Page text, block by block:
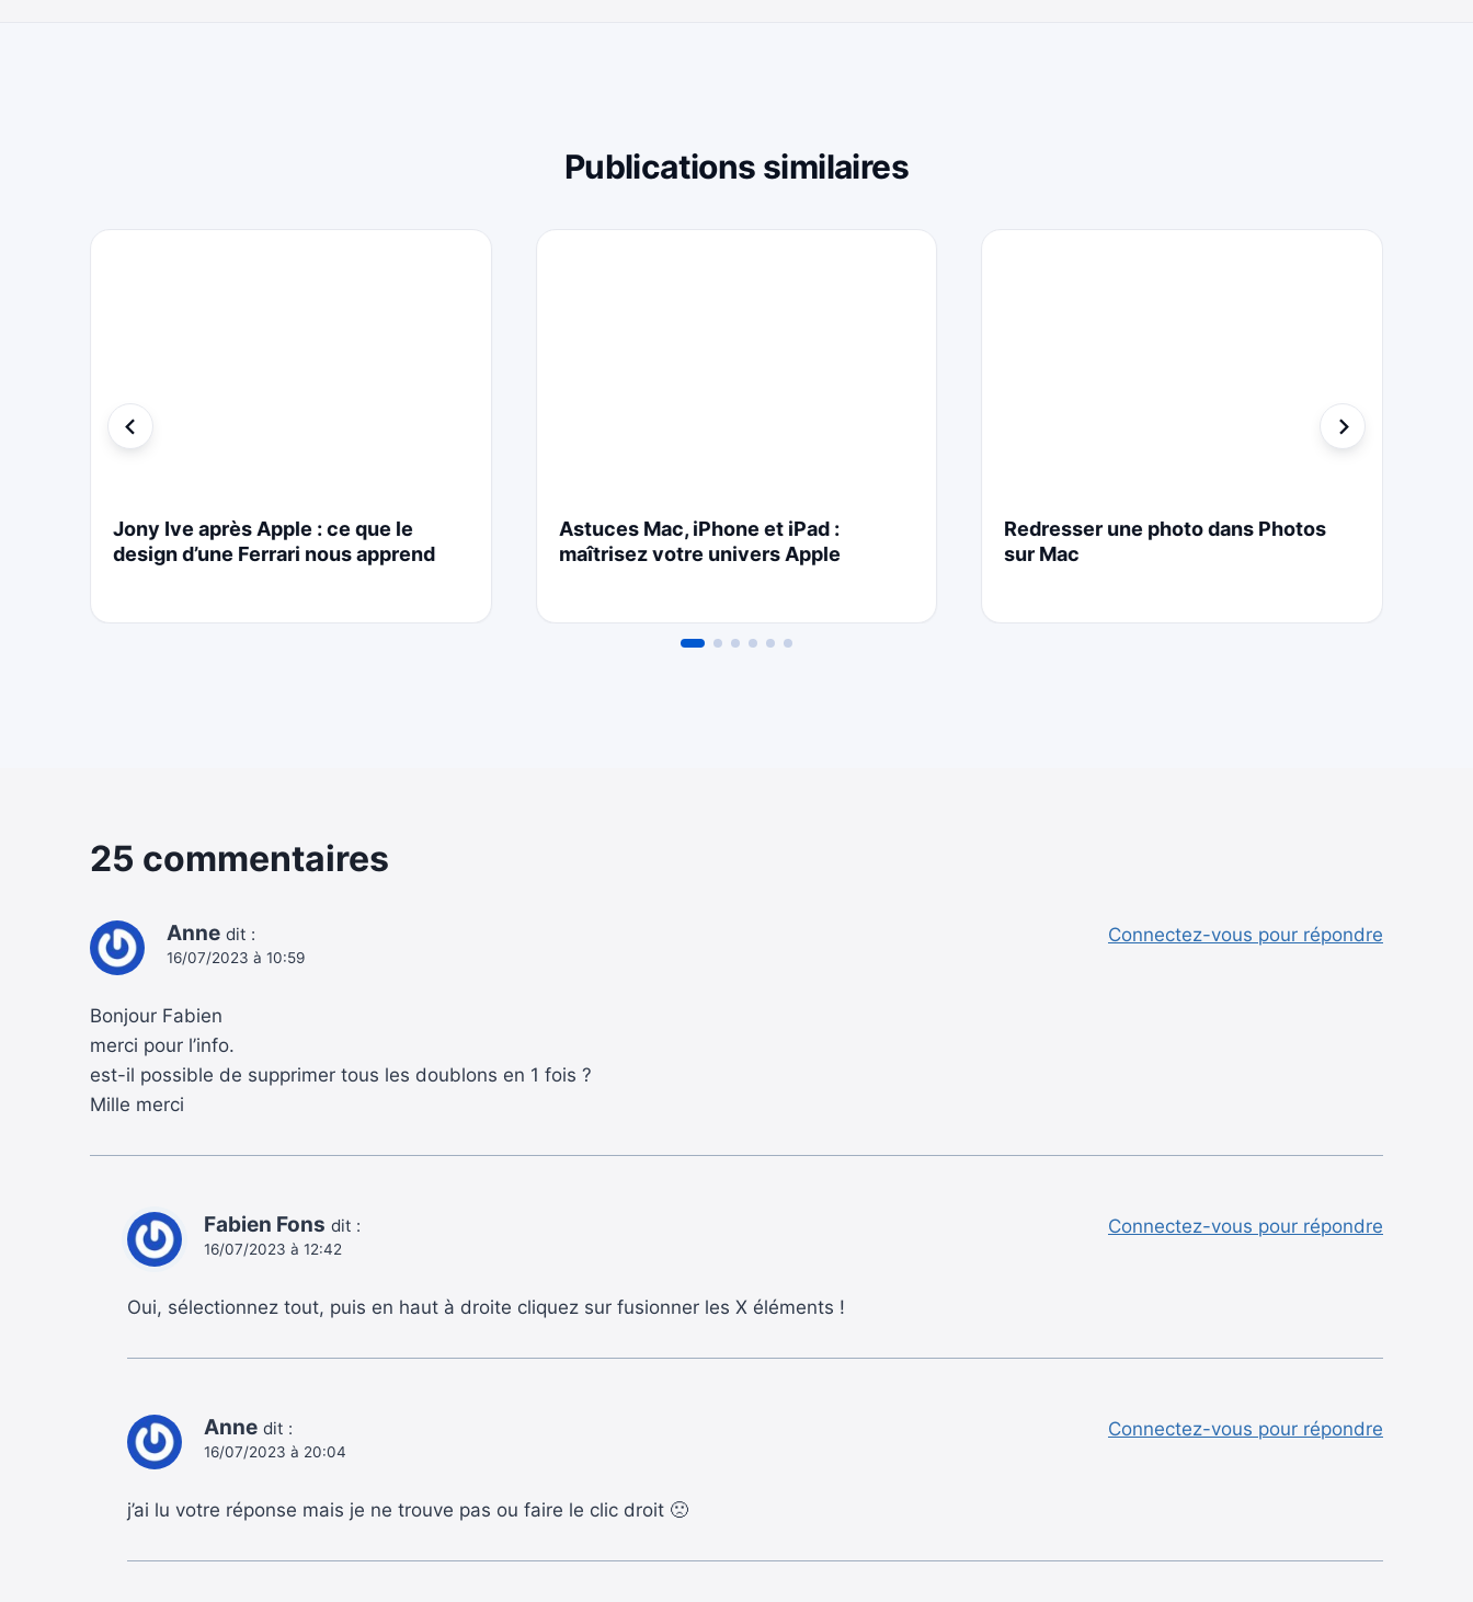
Publications similaires
Jony Ive après Apple : ce que le
design d’une Ferrari nous apprend
Astuces Mac, iPhone et iPad :
maîtrisez votre univers Apple
Redresser une photo dans Photos
sur Mac
25 commentaires
Anne dit :
16/07/2023 à 10:59
Bonjour Fabien
merci pour l’info.
est-il possible de supprimer tous les doublons en 1 fois ?
Mille merci
Connectez-vous pour répondre
Fabien Fons dit :
16/07/2023 à 12:42
Oui, sélectionnez tout, puis en haut à droite cliquez sur fusionner les X éléments !
Connectez-vous pour répondre
Anne dit :
16/07/2023 à 20:04
j’ai lu votre réponse mais je ne trouve pas ou faire le clic droit 🙁
Connectez-vous pour répondre